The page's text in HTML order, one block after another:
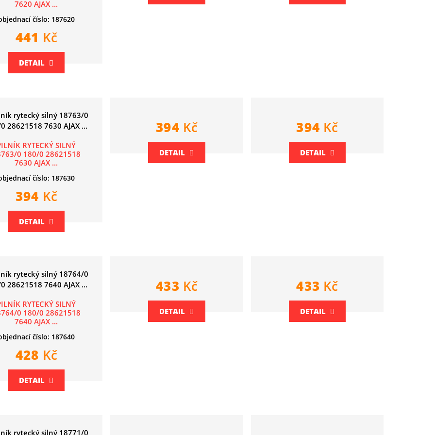
7620 AJAX ...
číslo: 187620
441 Kč
DETAIL
RYTECKÝ SILNÝ
0 180/0 28621518
7630 AJAX ...
číslo: 187630
394 Kč
DETAIL
394 Kč
DETAIL
394 Kč
DETAIL
RYTECKÝ SILNÝ
0 180/0 28621518
7640 AJAX ...
číslo: 187640
428 Kč
DETAIL
433 Kč
DETAIL
433 Kč
DETAIL